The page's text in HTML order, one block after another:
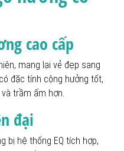
cao cấp
mang lại vẻ đẹp sang
đặc tính cộng hưởng tốt,
trầm ấm hơn.
đại
bị hệ thống EQ tích hợp,